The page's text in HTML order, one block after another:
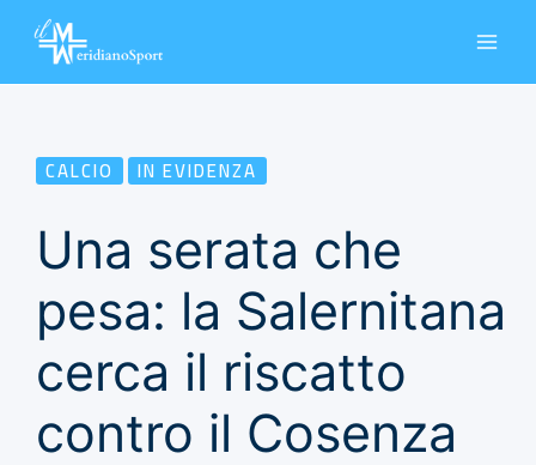
CALCIO IN EVIDENZA
Una serata che
pesa: la Salernitana
cerca il riscatto
contro il Cosenza